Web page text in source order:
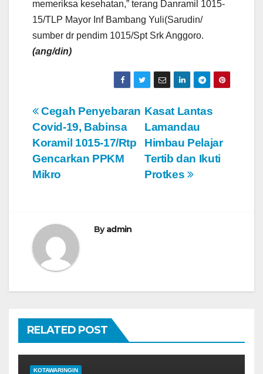
memeriksa kesehatan,” terang Danramil 1015-
15/TLP Mayor Inf Bambang Yuli(Sarudin/
sumber dr pendim 1015/Spt Srk Anggoro.
(ang/din)
N
a
v
a
s
o
s
Kasat Lantas
Lamandau
Himbau Pelajar
Tertib dan Ikuti
Protkes
Cegah Penyebaran
Covid-19, Babinsa
Koramil 1015-17/Rtp
Gencarkan PPKM
Mikro
Byadmin
RELATED POST
KOTAWARINGIN